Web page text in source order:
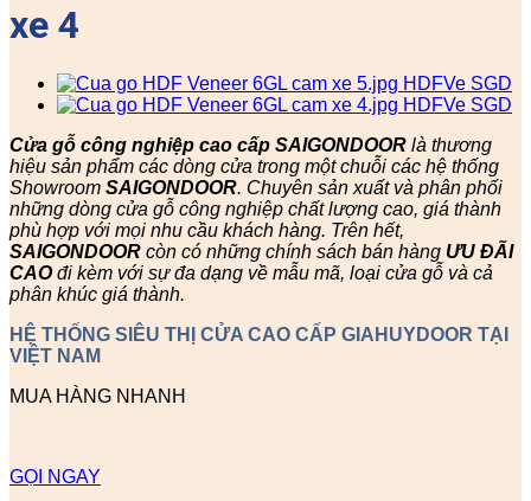
xe 4
Cửa gỗ công nghiệp cao cấp SAIGONDOOR là thương
hiệu sản phẩm các dòng cửa trong một chuỗi các hệ thống
Showroom SAIGONDOOR. Chuyên sản xuất và phân phối
những dòng cửa gỗ công nghiệp chất lượng cao, giá thành
phù hợp với mọi nhu cầu khách hàng. Trên hết,
SAIGONDOOR còn có những chính sách bán hàng ƯU ĐÃI
CAOđi kèm với sự đa dạng về mẫu mã, loại cửa gỗ và cả
phân khúc giá thành.
HỆ THỐNG SIÊU THỊ CỬA CAO CẤP GIAHUYDOOR TẠI
VIỆT NAM
MUA HÀNG NHANH
GỌI NGAY